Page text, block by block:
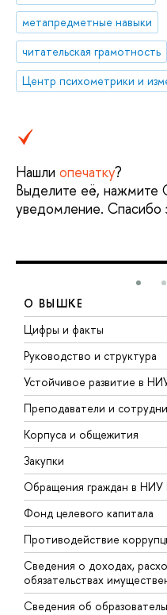
метапредметные навыки
читательская грамотность
Нашли опечатку?
Выделите её, нажмите
уведомление. Спасибо
О ВЫШКЕ
Цифры и факты
Руководство и структура
Устойчивое развитие в
Преподаватели и
Корпуса и общежития
Закупки
Обращения граждан в
Фонд целевого капитала
Противодействие
Сведения о доходах,
обязательствах
Сведения об